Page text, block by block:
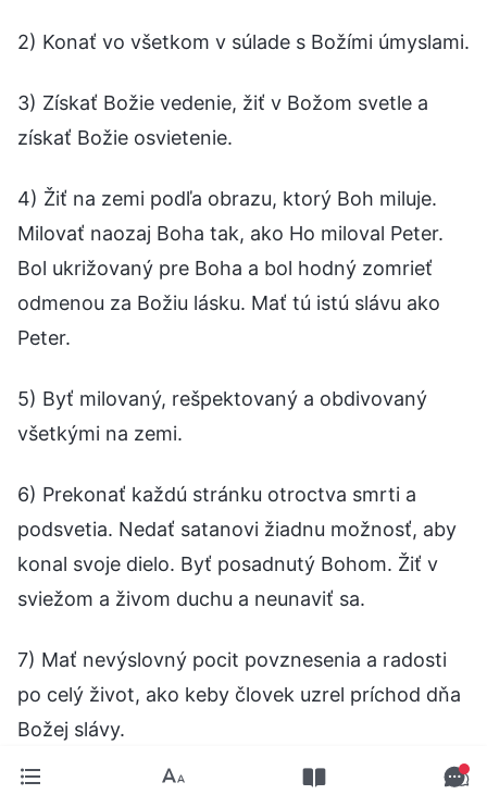
2) Konať vo všetkom v súlade s Božími úmyslami.
3) Získať Božie vedenie, žiť v Božom svetle a
získať Božie osvietenie.
4) Žiť na zemi podľa obrazu, ktorý Boh miluje.
Milovať naozaj Boha tak, ako Ho miloval Peter.
Bol ukrižovaný pre Boha a bol hodný zomrieť
odmenou za Božiu lásku. Mať tú istú slávu ako
Peter.
5) Byť milovaný, rešpektovaný a obdivovaný
všetkými na zemi.
6) Prekonať každú stránku otroctva smrti a
podsvetia. Nedať satanovi žiadnu možnosť, aby
konal svoje dielo. Byť posadnutý Bohom. Žiť v
sviežom a živom duchu a neunaviť sa.
7) Mať nevýslovný pocit povznesenia a radosti
po celý život, ako keby človek uzrel príchod dňa
Božej slávy.
8) Získavať slávu spolu s Bohom a mať tvár